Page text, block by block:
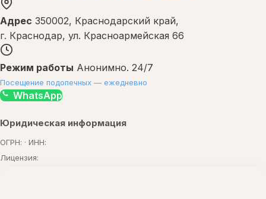
Адрес 350002, Краснодарский край,
г. Краснодар, ул. Красноармейская 66
Режим работы Анонимно. 24/7
Посещение подопечных — ежедневно
WhatsApp
Юридическая информация
ОГРН: · ИНН:
Лицензия: